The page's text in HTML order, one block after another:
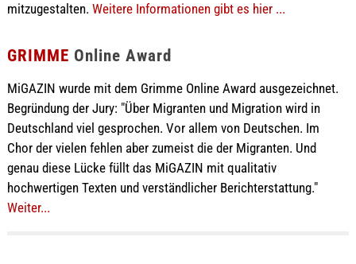
mitzugestalten. Weitere Informationen gibt es hier ...
GRIMME Online Award
MiGAZIN wurde mit dem Grimme Online Award ausgezeichnet.
Begründung der Jury: "Über Migranten und Migration wird in
Deutschland viel gesprochen. Vor allem von Deutschen. Im
Chor der vielen fehlen aber zumeist die der Migranten. Und
genau diese Lücke füllt das MiGAZIN mit qualitativ
hochwertigen Texten und verständlicher Berichterstattung."
Weiter...